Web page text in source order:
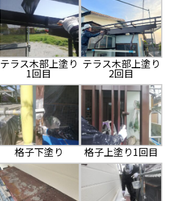
テラス木部上塗り
1回目
テラス木部上塗り
2回目
格子下塗り 格子上塗り1回目